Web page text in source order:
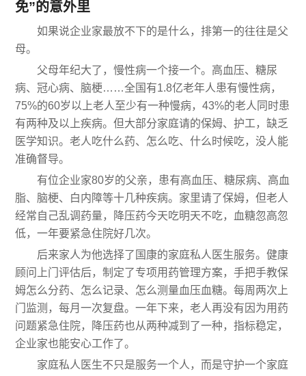
免”的意外里
如果说企业家最放不下的是什么，排第一的往往是父
母。
父母年纪大了，慢性病一个接一个。高血压、糖尿
病、冠心病、脑梗……全国有1.8亿老年人患有慢性病，
75%的60岁以上老人至少有一种慢病，43%的老人同时患
有两种及以上疾病。但大部分家庭请的保姆、护工，缺乏
医学知识。老人吃什么药、怎么吃、什么时候吃，没人能
准确督导。
有位企业家80岁的父亲，患有高血压、糖尿病、高血
脂、脑梗、白内障等十几种疾病。家里请了保姆，但老人
经常自己乱调药量，降压药今天吃明天不吃，血糖忽高忽
低，一年要紧急住院好几次。
后来家人为他选择了国康的家庭私人医生服务。健康
顾问上门评估后，制定了专项用药管理方案，手把手教保
姆怎么分药、怎么记录、怎么测量血压血糖。每周两次上
门监测，每月一次复盘。一年下来，老人再没有因为用药
问题紧急住院，降压药也从两种减到了一种，指标稳定，
企业家也能安心工作了。
家庭私人医生不只是服务一个人，而是守护一个家庭